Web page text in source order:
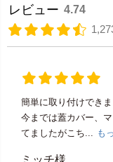
レビュー 4.74
簡単に取り付けできま
今までは蓋カバー、
てましたがこち...
も
ミッチ様